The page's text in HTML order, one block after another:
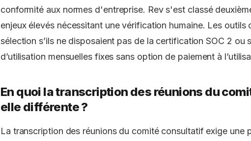
conformité aux normes d'entreprise. Rev s'est classé
enjeux élevés nécessitant une vérification humaine. Les outils
sélection s’ils ne disposaient pas de la certification SOC 2 ou
d’utilisation mensuelles fixes sans option de paiement à
En quoi la transcription des réunions du
elle différente ?
La transcription des réunions du comité consultatif exige une